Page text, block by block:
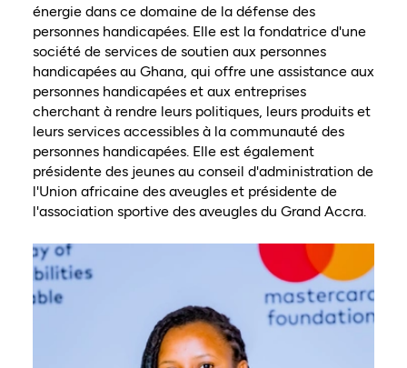
énergie dans ce domaine de la défense des
personnes handicapées. Elle est la fondatrice d'une
société de services de soutien aux personnes
handicapées au Ghana, qui offre une assistance aux
personnes handicapées et aux entreprises
cherchant à rendre leurs politiques, leurs produits et
leurs services accessibles à la communauté des
personnes handicapées. Elle est également
présidente des jeunes au conseil d'administration de
l'Union africaine des aveugles et présidente de
l'association sportive des aveugles du Grand Accra.